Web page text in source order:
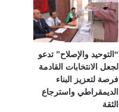
“التوحيد والإصلاح” تدعو
لجعل الانتخابات القادمة
فرصة لتعزيز البناء
الديمقراطي واسترجاع
الثقة